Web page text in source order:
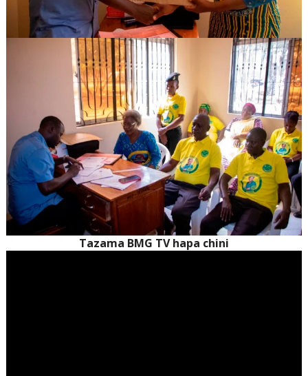
Tazama BMG TV hapa chini